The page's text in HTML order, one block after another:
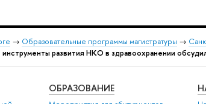
→ Образовательные программы магистратуры →
развития НКО в здравоохранении
ОБРАЗОВАНИЕ